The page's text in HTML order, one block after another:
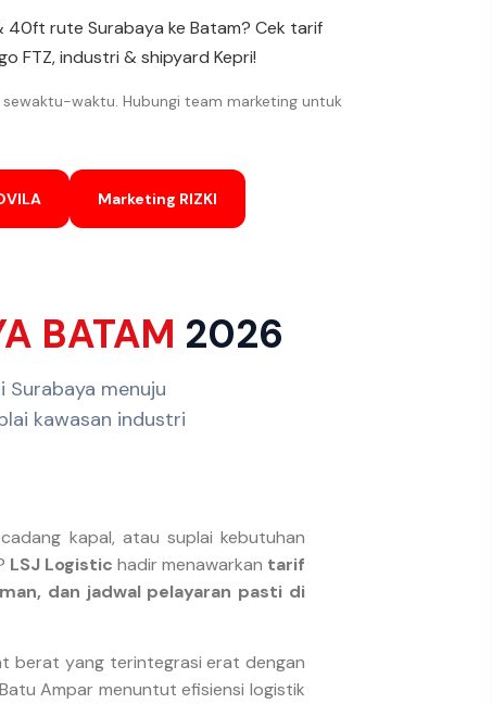
40ft rute Surabaya ke Batam? Cek tarif
FTZ, industri & shipyard Kepri!
waktu. Hubungi team marketing untuk
Marketing RIZKI
BATAM 2026
menuju
kawasan industri
kapal, atau suplai kebutuhan
LSJ Logistic hadir menawarkan tarif
dan jadwal pelayaran pasti di
berat yang terintegrasi erat dengan
Ampar menuntut efisiensi logistik